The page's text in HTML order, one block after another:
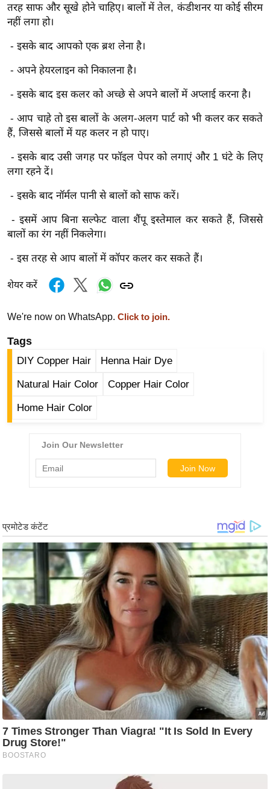
न्यू
ज
फ
म
नो
ज
न
ज
ग
बॉ
ली
वु
ली
ड
ल्म
स
मी
B
g
N
e
w
s
ला
इ
फ
स्टा
इ
ल
टे
क्नॉ
लॉ
जी
तरह साफ और सूखे होने चाहिए। बालों में तेल, कंडीशनर या कोई सीरम
नहीं लगा हो।
- इसके बाद आपको एक ब्रश लेना है।
- अपने हेयरलाइन को निकालना है।
- इसके बाद इस कलर को अच्छे से अपने बालों में अप्लाई करना है।
- आप चाहे तो इस बालों के अलग-अलग पार्ट को भी कलर कर सकते
हैं, जिससे बालों में यह कलर न हो पाए।
- इसके बाद उसी जगह पर फॉइल पेपर को लगाएं और 1 घंटे के लिए
लगा रहने दें।
- इसके बाद नॉर्मल पानी से बालों को साफ करें।
- इसमें आप बिना सल्फेट वाला शैंपू इस्तेमाल कर सकते हैं, जिससे
बालों का रंग नहीं निकलेगा।
- इस तरह से आप बालों में कॉपर कलर कर सकते हैं।
शेयर करें
We're now on WhatsApp. Click to join.
Tags
DIY Copper Hair Henna Hair Dye
Natural Hair Color Copper Hair Color
Home Hair Color